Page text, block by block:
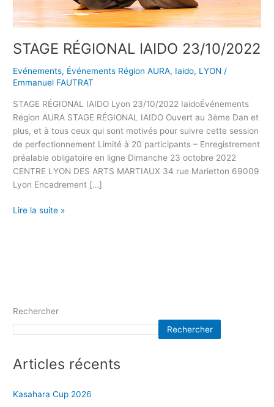
STAGE RÉGIONAL IAIDO 23/10/2022
Evénements, Événements Région AURA, Iaido, LYON /
Emmanuel FAUTRAT
STAGE RÉGIONAL IAIDO Lyon 23/10/2022 IaidoÉvénements
Région AURA STAGE RÉGIONAL IAIDO Ouvert au 3ème Dan et
plus, et à tous ceux qui sont motivés pour suivre cette session
de perfectionnement Limité à 20 participants – Enregistrement
préalable obligatoire en ligne Dimanche 23 octobre 2022
CENTRE LYON DES ARTS MARTIAUX 34 rue Marietton 69009
Lyon Encadrement […]
Lire la suite »
Rechercher
Rechercher
Articles récents
Kasahara Cup 2026